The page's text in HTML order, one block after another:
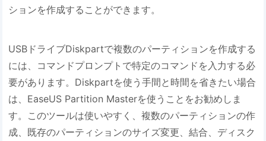
ションを作成することができます。
USBドライブDiskpartで複数のパーティションを作成する
には、コマンドプロンプトで特定のコマンドを入力する必
要があります。Diskpartを使う手間と時間を省きたい場合
は、EaseUS Partition Masterを使うことをお勧めしま
す。このツールは使いやすく、複数のパーティションの作
成、既存のパーティションのサイズ変更、結合、ディスク